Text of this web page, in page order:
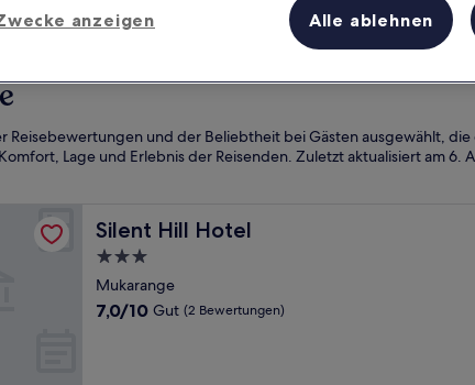
Morgen
Dieses
7. Aug. -
und der Beliebtheit bei Gästen ausgewählt,
Lage und Erlebnis der Reisenden. Zuletzt aktualisiert am6.
Silent Hill Hotel
Silent Hill Hotel
3.0-
Sterne-
Unterkunft
Mukarange
7.0
7,0/10 Gut (2 Bewertungen)
anzeigen Alle ablehnen